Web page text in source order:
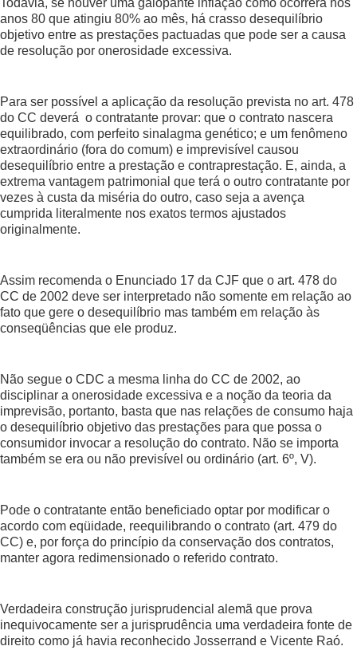
Todavia, se houver uma galopante inflação como ocorrera nos
anos 80 que atingiu 80% ao mês, há crasso desequilíbrio
objetivo entre as prestações pactuadas que pode ser a causa
de resolução por onerosidade excessiva.
Para ser possível a aplicação da resolução prevista no art. 478
do CC deverá o contratante provar: que o contrato nascera
equilibrado, com perfeito sinalagma genético; e um fenômeno
extraordinário (fora do comum) e imprevisível causou
desequilíbrio entre a prestação e contraprestação. E, ainda, a
extrema vantagem patrimonial que terá o outro contratante por
vezes à custa da miséria do outro, caso seja a avença
cumprida literalmente nos exatos termos ajustados
originalmente.
Assim recomenda o Enunciado 17 da CJF que o art. 478 do
CC de 2002 deve ser interpretado não somente em relação ao
fato que gere o desequilíbrio mas também em relação às
conseqüências que ele produz.
Não segue o CDC a mesma linha do CC de 2002, ao
disciplinar a onerosidade excessiva e a noção da teoria da
imprevisão, portanto, basta que nas relações de consumo haja
o desequilíbrio objetivo das prestações para que possa o
consumidor invocar a resolução do contrato. Não se importa
também se era ou não previsível ou ordinário (art. 6º, V).
Pode o contratante então beneficiado optar por modificar o
acordo com eqüidade, reequilibrando o contrato (art. 479 do
CC) e, por força do princípio da conservação dos contratos,
manter agora redimensionado o referido contrato.
Verdadeira construção jurisprudencial alemã que prova
inequivocamente ser a jurisprudência uma verdadeira fonte de
direito como já havia reconhecido Josserrand e Vicente Raó.